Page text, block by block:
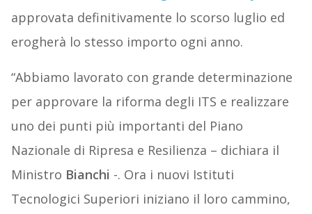
approvata definitivamente lo scorso luglio ed
erogherà lo stesso importo ogni anno.
“Abbiamo lavorato con grande determinazione
per approvare la riforma degli ITS e realizzare
uno dei punti più importanti del Piano
Nazionale di Ripresa e Resilienza – dichiara il
Ministro Bianchi -. Ora i nuovi Istituti
Tecnologici Superiori iniziano il loro cammino,